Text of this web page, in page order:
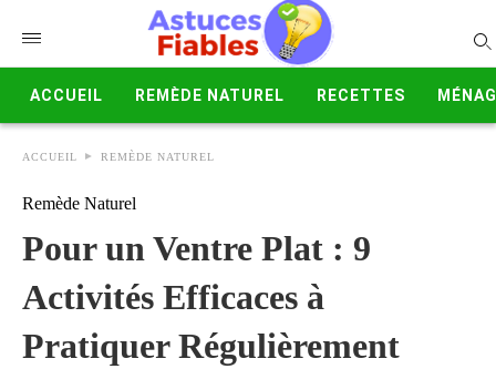
ACCUEIL REMÈDE NATUREL RECETTES
ACCUEIL REMÈDE NATUREL
Remède Naturel
Pour un Ventre Plat : 9
Activités Efficaces à
Pratiquer Régulièrement